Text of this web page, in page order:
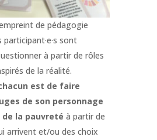
de pédagogie
sont
à partir de rôles
de la réalité.
est de faire
de son personnage
la pauvreté à partir de
arrivent et/ou des choix